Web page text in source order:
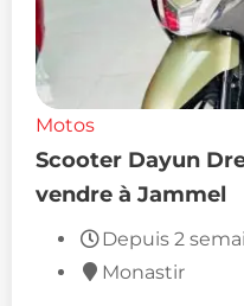
Motos
Scooter Dayun
vendre à Jammel
Depuis 2
Monastir